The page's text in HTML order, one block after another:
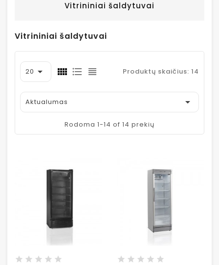
Vitrininiai šaldytuvai
Vitrininiai šaldytuvai
20  Produktų skaičius: 14
Aktualumas 
Rodoma 1-14 of 14 prekių